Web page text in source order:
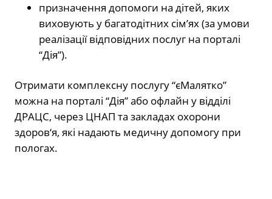
призначення допомоги на дітей, яких
виховують у багатодітних сім’ях (за умови
реалізації відповідних послуг на порталі
“Дія”).
Отримати комплексну послугу “єМалятко”
можна на порталі “Дія” або офлайн у відділі
ДРАЦС, через ЦНАП та закладах охорони
здоров‘я, які надають медичну допомогу при
пологах.